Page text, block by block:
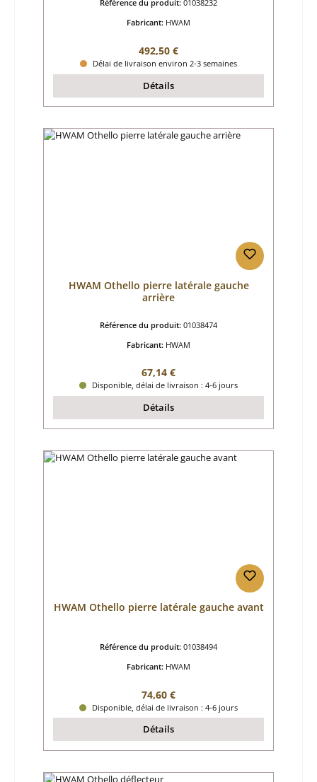
Référence du produit: 01038232
Fabricant: HWAM
Prix régulier :
492,50 €
Délai de livraison environ 2-3 semaines
Détails
HWAM Othello pierre latérale gauche
arrière
Référence du produit: 01038474
Fabricant: HWAM
Prix régulier :
67,14 €
Disponible, délai de livraison : 4-6 jours
Détails
HWAM Othello pierre latérale gauche avant
Référence du produit: 01038494
Fabricant: HWAM
Prix régulier :
74,60 €
Disponible, délai de livraison : 4-6 jours
Détails